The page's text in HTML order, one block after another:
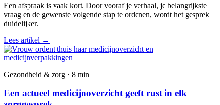
Een afspraak is vaak kort. Door vooraf je verhaal, je belangrijkste
vraag en de gewenste volgende stap te ordenen, wordt het gesprek
duidelijker.
Lees artikel →
Gezondheid & zorg · 8 min
Een actueel medicijnoverzicht geeft rust in elk